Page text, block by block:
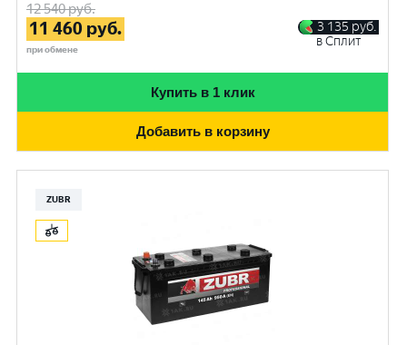
12 540руб.
11 460 руб.
при обмене
3 135 руб.
в Сплит
Купить в 1 клик
Добавить в корзину
ZUBR